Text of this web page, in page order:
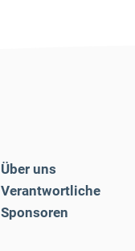
Über uns
Verantwortliche
Sponsoren